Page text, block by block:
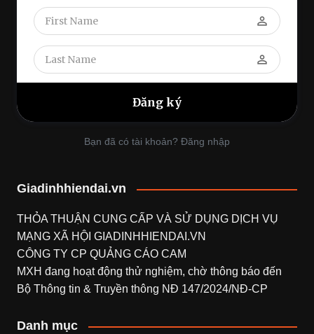
perm_identity
perm_identity
Bạn đã có tài khoản? Đăng nhập
Giadinhhiendai.vn
THỎA THUẬN CUNG CẤP VÀ SỬ DỤNG DỊCH VỤ
MẠNG XÃ HỘI GIADINHHIENDAI.VN
CÔNG TY CP QUẢNG CÁO CAM
MXH đang hoạt động thử nghiệm, chờ thông báo đến
Bộ Thông tin & Truyền thông NĐ 147/2024/NĐ-CP
Danh mục